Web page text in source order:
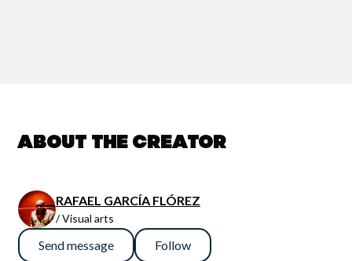
About the creator
RAFAEL GARCÍA FLÓREZ
/ Visual arts
Send message Follow